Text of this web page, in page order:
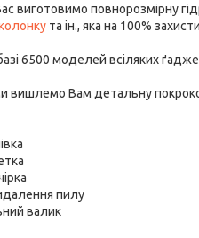
виготовимо повнорозмірну
та ін., яка на 100%
6500 моделей всіляких
вишлемо Вам детальну
пилу
валик